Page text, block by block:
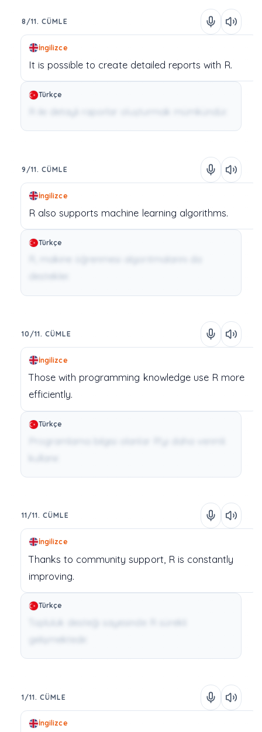
8/11. CÜMLE
İngilizce
It is possible to create detailed reports with R.
Türkçe
R ile detaylı raporlar oluşturmak mümkündür.
9/11. CÜMLE
İngilizce
R also supports machine learning algorithms.
Türkçe
10/11. CÜMLE
İngilizce
Those with programming knowledge use R more
efficiently.
Türkçe
Programlama bilgisi olanlar R'yi daha verimli
11/11. CÜMLE
İngilizce
Thanks to communitysupport, R is constantly
improving.
Türkçe
Topluluk desteği sayesinde R sürekli
gelişmektedir.
1/11. CÜMLE
İngilizce